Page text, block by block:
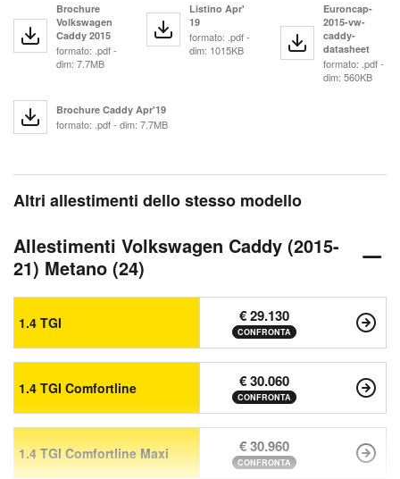
Brochure
Volkswagen
Caddy 2015
formato: .pdf -
dim: 7.7MB
Listino Apr'
19
formato: .pdf -
dim: 1015KB
Euroncap-
2015-vw-
caddy-
datasheet
formato: .pdf -
dim: 560KB
Brochure Caddy Apr'19
formato: .pdf - dim: 7.7MB
Altri allestimenti dello stesso modello
Allestimenti Volkswagen Caddy (2015-
21) Metano (24)
1.4 TGI € 29.130
CONFRONTA
1.4 TGI Comfortline € 30.060
CONFRONTA
1.4 TGI Comfortline Maxi € 30.960
CONFRONTA